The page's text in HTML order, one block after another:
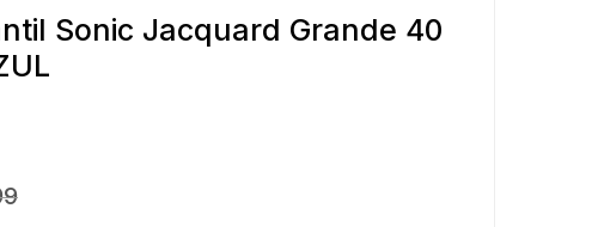
Sonic Jacquard Grande 40